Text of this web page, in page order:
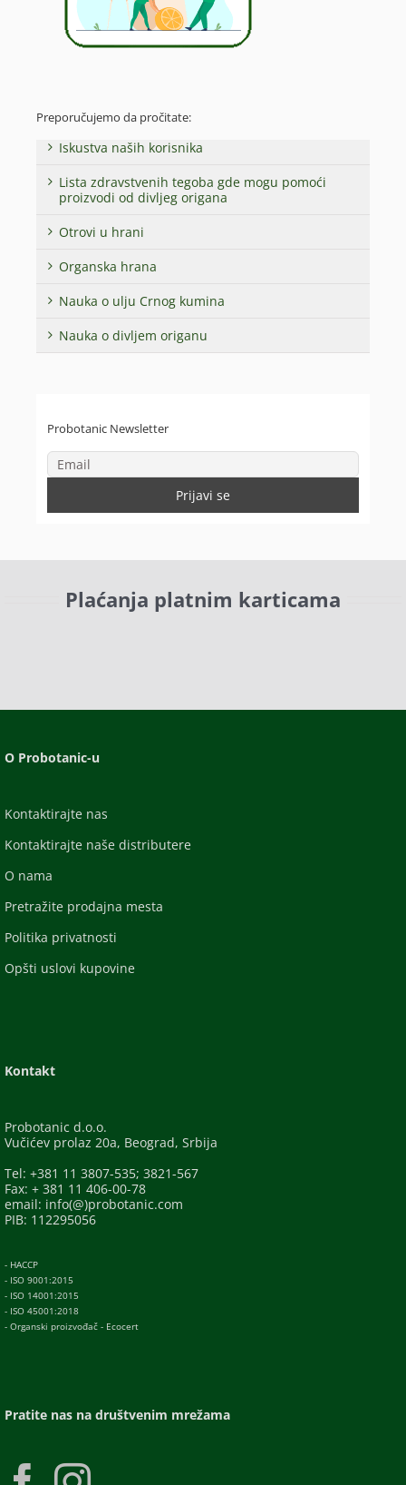
Preporučujemo da pročitate:
Iskustva naših korisnika
Lista zdravstvenih tegoba gde mogu pomoći
proizvodi od divljeg origana
Otrovi u hrani
Organska hrana
Nauka o ulju Crnog kumina
Nauka o divljem origanu
Probotanic Newsletter
Plaćanja platnim karticama
O Probotanic-u
Kontaktirajte nas
Kontaktirajte naše distributere
O nama
Pretražite prodajna mesta
Politika privatnosti
Opšti uslovi kupovine
Kontakt
Probotanic d.o.o.
Vučićev prolaz 20a, Beograd, Srbija
Tel: +381 11 3807-535; 3821-567
Fax: + 381 11 406-00-78
email: info(@)probotanic.com
PIB: 112295056
- HACCP
- ISO 9001:2015
- ISO 14001:2015
- ISO 45001:2018
- Organski proizvođač - Ecocert
Pratite nas na društvenim mrežama